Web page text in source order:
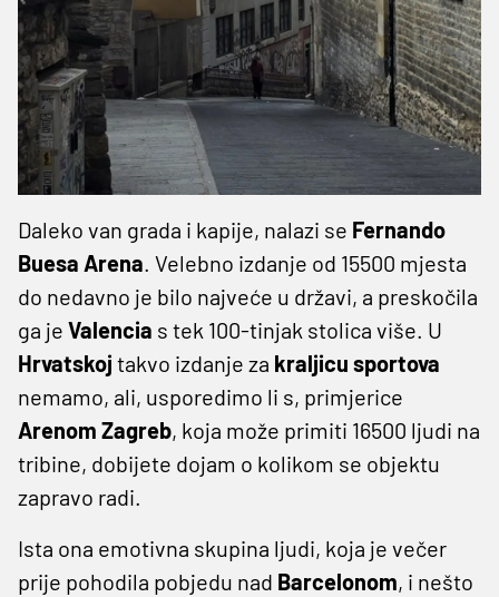
Daleko van grada i kapije, nalazi se Fernando
Buesa Arena. Velebno izdanje od 15500 mjesta
do nedavno je bilo najveće u državi, a preskočila
ga je Valencia s tek 100-tinjak stolica više. U
Hrvatskoj takvo izdanje za kraljicu sportova
nemamo, ali, usporedimo li s, primjerice
Arenom Zagreb, koja može primiti 16500 ljudi na
tribine, dobijete dojam o kolikom se objektu
zapravo radi.
Ista ona emotivna skupina ljudi, koja je večer
prije pohodila pobjedu nad Barcelonom, i nešto